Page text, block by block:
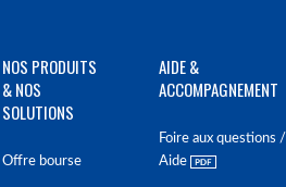
NOS PRODUITS
& NOS
SOLUTIONS
Offre bourse
AIDE &
ACCOMPAGNEMENT
Foire aux questions /
Aide